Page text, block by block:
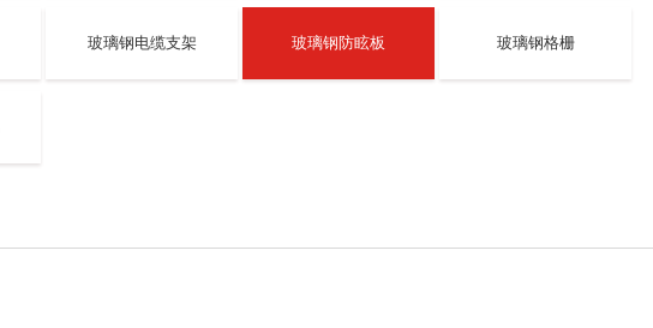
玻璃钢电缆支架 玻璃钢防眩板 玻璃钢格栅